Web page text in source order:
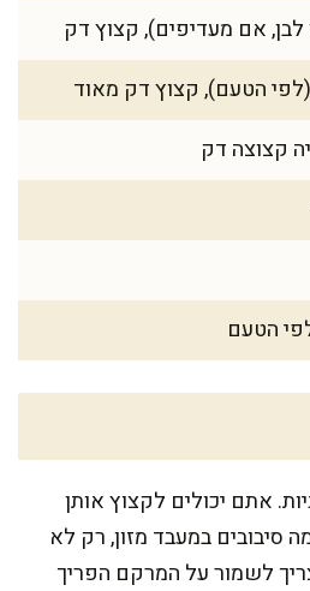
הטעם
אתם יכולים לקצוץ אותן
סיבובים במעבד מזון, רק לא
לשמור על המרקם הפריך